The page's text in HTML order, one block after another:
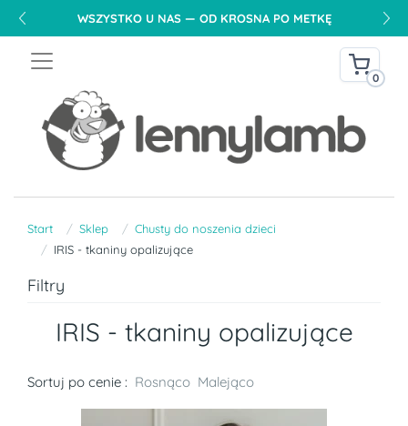
WSZYSTKO U NAS — OD KROSNA PO METKĘ
0
Start Sklep
Chusty do noszenia dzieci
IRIS - tkaniny opalizujące
Filtry
IRIS - tkaniny opalizujące
Sortuj po cenie : Rosnąco Malejąco